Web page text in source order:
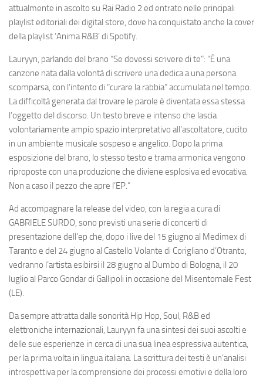
attualmente in ascolto su Rai Radio 2 ed entrato nelle principali
playlist editoriali dei digital store, dove ha conquistato anche la cover
della playlist ‘Anima R&B’ di Spotify.
Lauryyn, parlando del brano “Se dovessi scrivere di te”: “È una
canzone nata dalla volontà di scrivere una dedica a una persona
scomparsa, con l’intento di “curare la rabbia” accumulata nel tempo.
La difficoltà generata dal trovare le parole è diventata essa stessa
l’oggetto del discorso. Un testo breve e intenso che lascia
volontariamente ampio spazio interpretativo all’ascoltatore, cucito
in un ambiente musicale sospeso e angelico. Dopo la prima
esposizione del brano, lo stesso testo e trama armonica vengono
riproposte con una produzione che diviene esplosiva ed evocativa.
Non a caso il pezzo che apre l’EP.”
Ad accompagnare la release del video, con la regia a cura di
GABRIELE SURDO, sono previsti una serie di concerti di
presentazione dell’ep che, dopo i live del 15 giugno al Medimex di
Taranto e del 24 giugno al Castello Volante di Corigliano d’Otranto,
vedranno l’artista esibirsi il 28 giugno al Dumbo di Bologna, il 20
luglio al Parco Gondar di Gallipoli in occasione del Misentomale Fest
(LE).
Da sempre attratta dalle sonorità Hip Hop, Soul, R&B ed
elettroniche internazionali, Lauryyn fa una sintesi dei suoi ascolti e
delle sue esperienze in cerca di una sua linea espressiva autentica,
per la prima volta in lingua italiana. La scrittura dei testi è un’analisi
introspettiva per la comprensione dei processi emotivi e della loro